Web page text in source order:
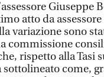
Giuseppe
atto da
variazione sono
commissione
rispetto alla Tasi
come,